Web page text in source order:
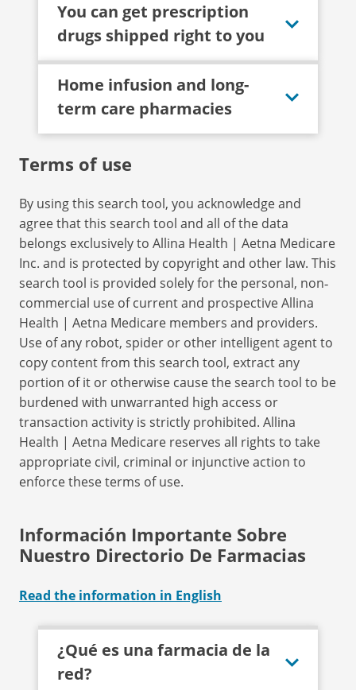
You can get prescription
drugs shipped right to you
Home infusion and long-
term care pharmacies
Terms of use
By using this search tool, you acknowledge and
agree that this search tool and all of the data
belongs exclusively to Allina Health | Aetna Medicare
Inc. and is protected by copyright and other law. This
search tool is provided solely for the personal, non‐
commercial use of current and prospective Allina
Health | Aetna Medicare members and providers.
Use of any robot, spider or other intelligent agent to
copy content from this search tool, extract any
portion of it or otherwise cause the search tool to be
burdened with unwarranted high access or
transaction activity is strictly prohibited. Allina
Health | Aetna Medicare reserves all rights to take
appropriate civil, criminal or injunctive action to
enforce these terms of use.
Información Importante Sobre
Nuestro Directorio De Farmacias
Read the information in English
¿Qué es una farmacia de la
red?